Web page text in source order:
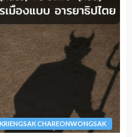
CHAREONWONGSAK